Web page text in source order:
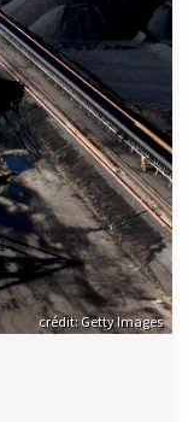
crédit: Getty Images